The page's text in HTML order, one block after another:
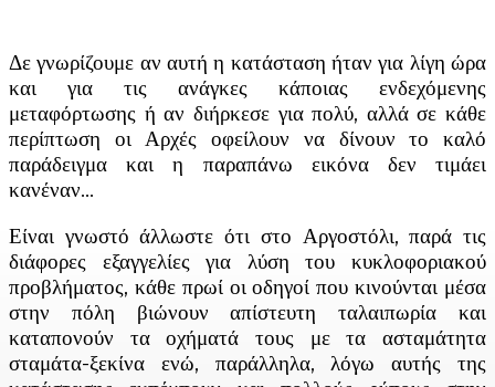
Δε γνωρίζουμε αν αυτή η κατάσταση ήταν για λίγη ώρα
και για τις ανάγκες κάποιας ενδεχόμενης
μεταφόρτωσης ή αν διήρκεσε για πολύ, αλλά σε κάθε
περίπτωση οι Αρχές οφείλουν να δίνουν το καλό
παράδειγμα και η παραπάνω εικόνα δεν τιμάει
κανέναν…
Είναι γνωστό άλλωστε ότι στο Αργοστόλι, παρά τις
διάφορες εξαγγελίες για λύση του κυκλοφοριακού
προβλήματος, κάθε πρωί οι οδηγοί που κινούνται μέσα
στην πόλη βιώνουν απίστευτη ταλαιπωρία και
καταπονούν τα οχήματά τους με τα ασταμάτητα
σταμάτα-ξεκίνα ενώ, παράλληλα, λόγω αυτής της